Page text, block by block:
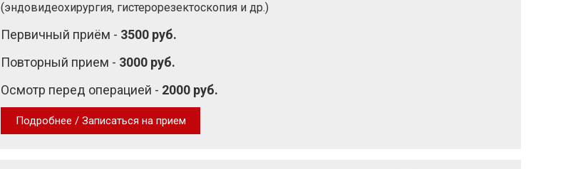
(эндовидеохирургия, гистерорезектоскопия и др.)
Первичный приём - 3500 руб.
Повторный прием - 3000 руб.
Осмотр перед операцией - 2000 руб.
Подробнее / Записаться на прием